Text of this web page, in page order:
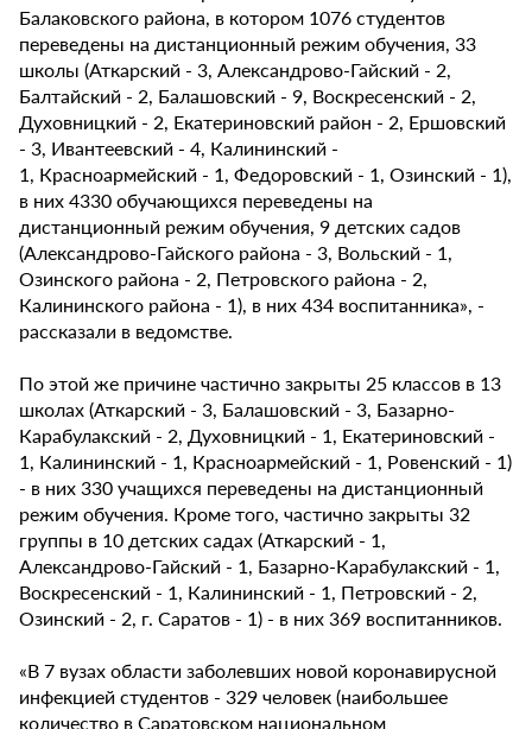
Балаковского района, в котором 1076 студентов
переведены на дистанционный режим обучения, 33
школы (Аткарский - 3, Александрово-Гайский - 2,
Балтайский - 2, Балашовский - 9, Воскресенский - 2,
Духовницкий - 2, Екатериновский район - 2, Ершовский
- 3, Ивантеевский - 4, Калининский -
1, Красноармейский - 1, Федоровский - 1, Озинский - 1),
в них 4330 обучающихся переведены на
дистанционный режим обучения, 9 детских садов
(Александрово-Гайского района - 3, Вольский - 1,
Озинского района - 2, Петровского района - 2,
Калининского района - 1), в них 434 воспитанника», -
рассказали в ведомстве.
По этой же причине частично закрыты 25 классов в 13
школах (Аткарский - 3, Балашовский - 3, Базарно-
Карабулакский - 2, Духовницкий - 1, Екатериновский -
1, Калининский - 1, Красноармейский - 1, Ровенский - 1)
- в них 330 учащихся переведены на дистанционный
режим обучения. Кроме того, частично закрыты 32
группы в 10 детских садах (Аткарский - 1,
Александрово-Гайский - 1, Базарно-Карабулакский - 1,
Воскресенский - 1, Калининский - 1, Петровский - 2,
Озинский - 2, г. Саратов - 1) - в них 369 воспитанников.
«В 7 вузах области заболевших новой коронавирусной
инфекцией студентов - 329 человек (наибольшее
количество в Саратовском национальном